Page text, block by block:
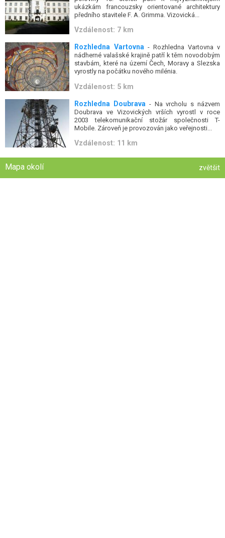
ukázkám francouzsky orientované architektury
předního stavitele F. A. Grimma. Vizovická...
Vzdálenost: 7 km
Rozhledna Vartovna- Rozhledna Vartovna v
nádherné valašské krajině patří k těm novodobým
stavbám, které na území Čech, Moravy a Slezska
vyrostly na počátku nového milénia.
Vzdálenost: 5 km
Rozhledna Doubrava - Na vrcholu s názvem
Doubrava ve Vizovických vrších vyrostl v roce
2003 telekomunikační stožár společnosti T-
Mobile. Zároveň je provozován jako veřejnosti...
Vzdálenost: 11 km
Mapa okolí zvětšit